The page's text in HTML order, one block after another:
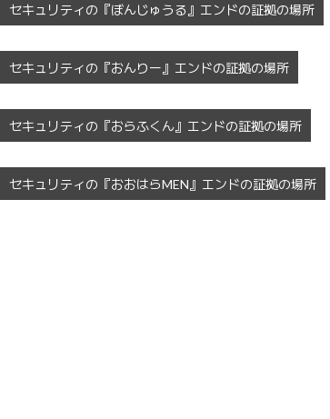
セキュリティの『ぼんじゅうる』エンドの証拠の場所
セキュリティの『おんりー』エンドの証拠の場所
セキュリティの『おらふくん』エンドの証拠の場所
セキュリティの『おおはらMEN』エンドの証拠の場所